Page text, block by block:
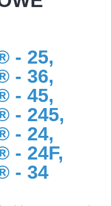
- 25,
- 36,
- 45,
- 245,
- 24,
- 24F,
- 34